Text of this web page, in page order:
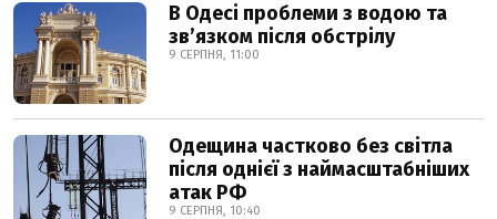
В Одесі проблеми з водою та
звʼязком після обстрілу
9 СЕРПНЯ, 11:00
Одещина частково без світла
після однієї з наймасштабніших
атак РФ
9 СЕРПНЯ, 10:40